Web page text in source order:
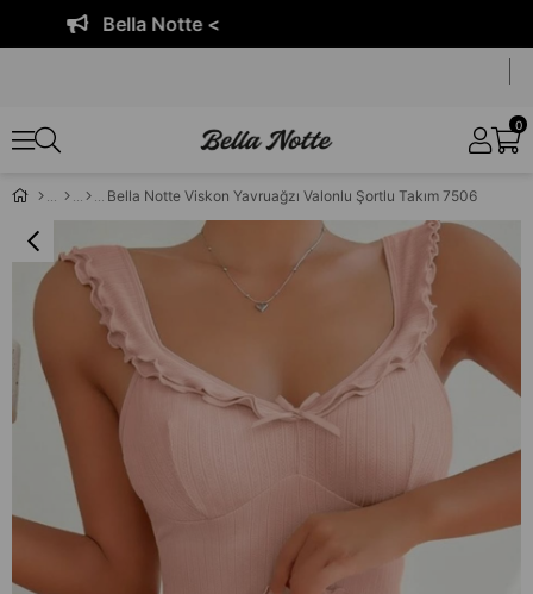
Bella Notte <
0
Bella Notte Viskon Yavruağzı Valonlu Şortlu Takım 7506